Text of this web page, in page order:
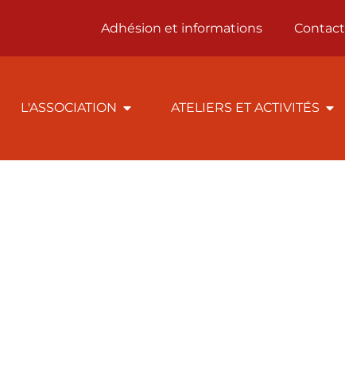
Adhésion et informations Contact
L'ASSOCIATION ATELIERS ET ACTIVITÉS